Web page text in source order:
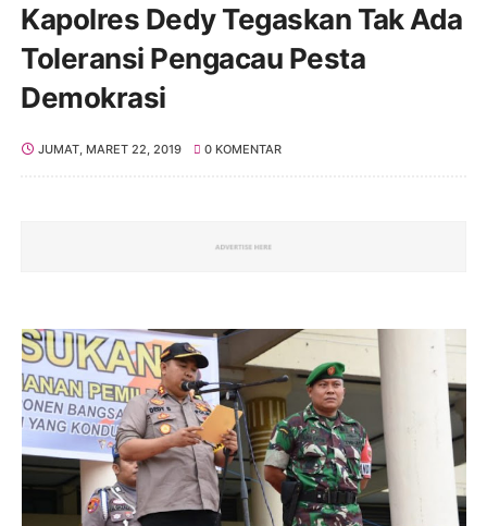
Kapolres Dedy Tegaskan Tak Ada
Toleransi Pengacau Pesta
Demokrasi
JUMAT, MARET 22, 2019 0 KOMENTAR